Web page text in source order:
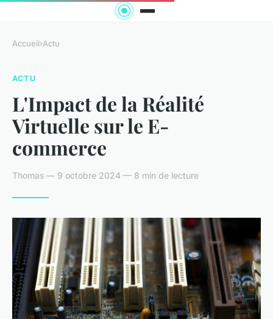
Accueil›Actu
ACTU
L'Impact de la Réalité
Virtuelle sur le E-
commerce
Thomas — 9 octobre 2024 — 8 min de lecture